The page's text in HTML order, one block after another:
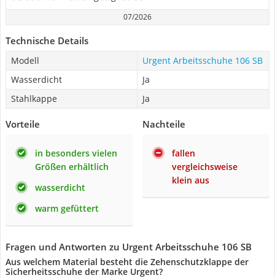
07/2026
Technische Details
Modell
Urgent Arbeitsschuhe 106 SB
Wasserdicht
Ja
Stahlkappe
Ja
Vorteile
in besonders vielen
Größen erhältlich
wasserdicht
warm gefüttert
Nachteile
fallen
vergleichsweise
klein aus
Fragen und Antworten zu Urgent Arbeitsschuhe 106 SB
Aus welchem Material besteht die Zehenschutzklappe der
Sicherheitsschuhe der Marke Urgent?